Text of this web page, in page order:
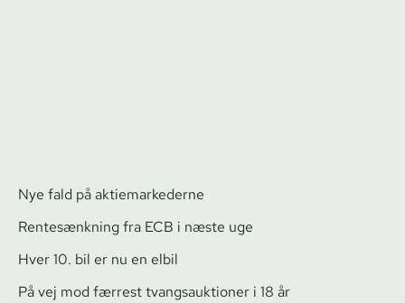
Nye fald på ak­tie­mar­ke­der­ne
Rentesænkning fra ECB i næste uge
Hver 10. bil er nu en elbil
På vej mod færrest tvangs­auk­tio­ner i 18 år